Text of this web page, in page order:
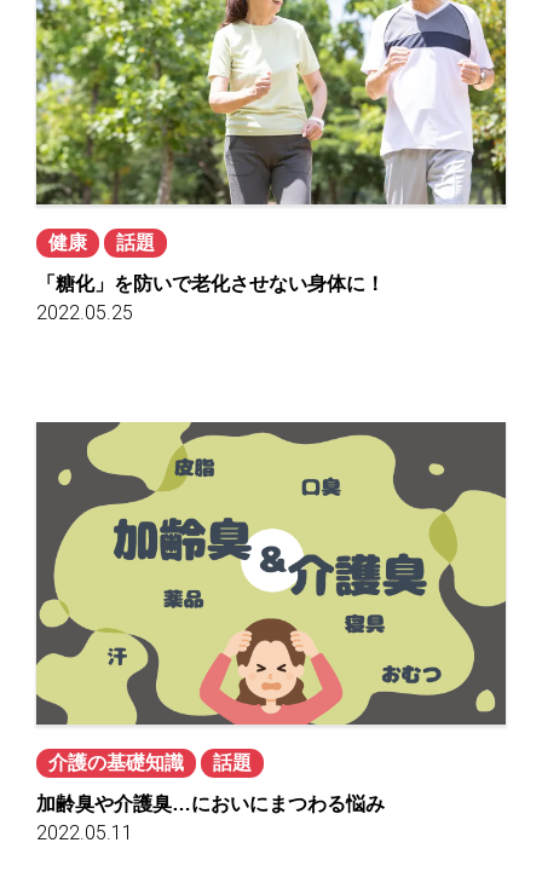
健康
話題
「糖化」を防いで老化させない身体に！
2022.05.25
介護の基礎知識
話題
加齢臭や介護臭…においにまつわる悩み
2022.05.11